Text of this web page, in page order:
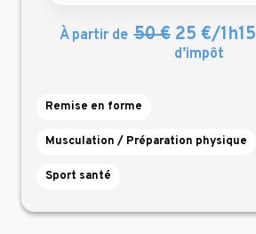
À partir de 50 €25 €/1h15
d’impôt
Remise en forme
Musculation / Préparation physique
Sport santé